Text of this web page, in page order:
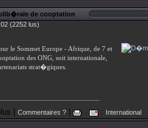
de cooptation
(2252 lus)
le Sommet Europe - Afrique, de 7 et
des ONG, soit internationale,
strat�giques.
| Commentaires ? : International